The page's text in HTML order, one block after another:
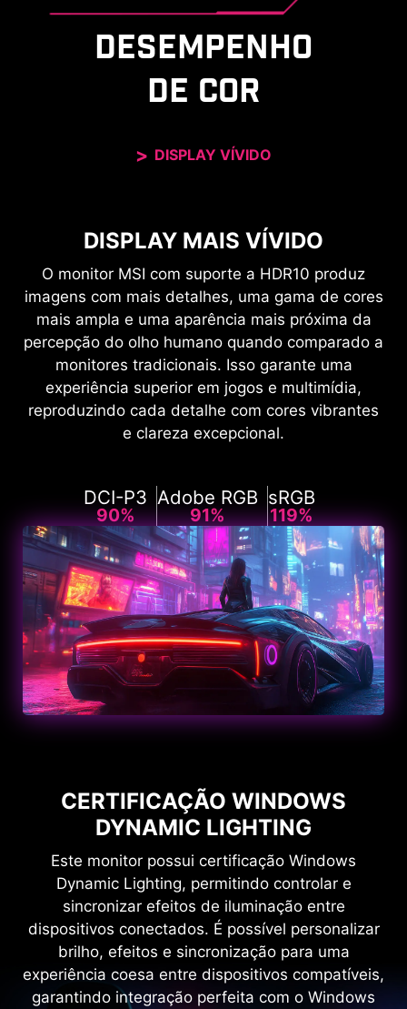
DESEMPENHO
DE COR
DISPLAY VÍVIDO
DISPLAY MAIS VÍVIDO
O monitor MSI com suporte a HDR10 produz
imagens com mais detalhes, uma gama de cores
mais ampla e uma aparência mais próxima da
percepção do olho humano quando comparado a
monitores tradicionais. Isso garante uma
experiência superior em jogos e multimídia,
reproduzindo cada detalhe com cores vibrantes
e clareza excepcional.
DCI-P3
90%
Adobe RGB
91%
sRGB
119%
CERTIFICAÇÃO WINDOWS
DYNAMIC LIGHTING
Este monitor possui certificação Windows
Dynamic Lighting, permitindo controlar e
sincronizar efeitos de iluminação entre
dispositivos conectados. É possível personalizar
brilho, efeitos e sincronização para uma
experiência coesa entre dispositivos compatíveis,
garantindo integração perfeita com o Windows